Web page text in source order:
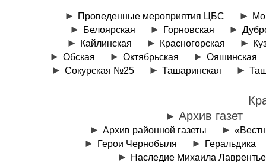
Проведенные мероприятия ЦБС
Белоярская
Горновская
Кайлинская
Красногорская
Обская
Октябрьская
Ояшинская
Сокурская №25
Ташаринская
Архив газет
Архив районной газеты
Герои Чернобыля
Геральдика
Наследие Михаила